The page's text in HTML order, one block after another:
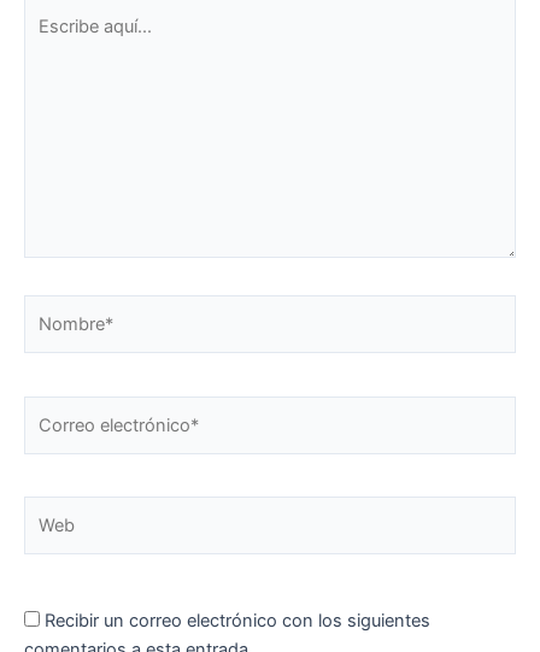
aquí...
electrónico*
Recibir un correo electrónico con los siguientes